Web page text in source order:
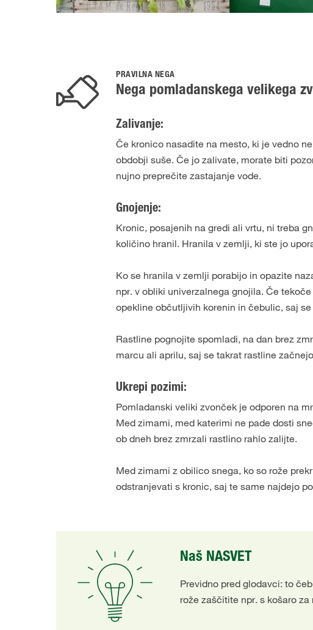
PRAVILNA NEGA
Nega pomladanskega velikega
Zalivanje:
Če kronico nasadite na mesto, ki je vedno
obdobji suše. Če jo zalivate, morate biti
nujno preprečite zastajanje vode.
Gnojenje:
Kronic, posajenih na gredi ali vrtu, ni treba
količino hranil. Hranila v zemlji, ki ste jo
Ko se hranila v zemlji porabijo in opazite
npr. v obliki univerzalnega gnojila. Če
opekline občutljivih korenin in čebulic, saj
Rastline pognojite spomladi, na dan brez
marcu ali aprilu, saj se takrat rastline
Ukrepi pozimi:
Pomladanski veliki zvonček je odporen na
Med zimami, med katerimi ne pade dosti
ob dneh brez zmrzali rastlino rahlo zalijte.
Med zimami z obilico snega, ko so rože
odstranjevati s kronic, saj te same najdejo
Naš NASVET
Previdno pred glodavci: to
rože zaščitite npr. s košaro